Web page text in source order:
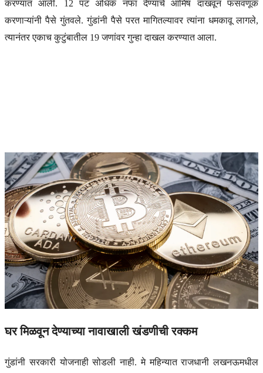
करण्यात आली. 12 पट अधिक नफा देण्याचे आमिष दाखवून फसवणूक
करणाऱ्यांनी पैसे गुंतवले. गुंडांनी पैसे परत मागितल्यावर त्यांना धमकावू लागले,
त्यानंतर एकाच कुटुंबातील 19 जणांवर गुन्हा दाखल करण्यात आला.
घर मिळवून देण्याच्या नावाखाली खंडणीची रक्कम
गुंडांनी सरकारी योजनाही सोडली नाही. मे महिन्यात राजधानी लखनऊमधील